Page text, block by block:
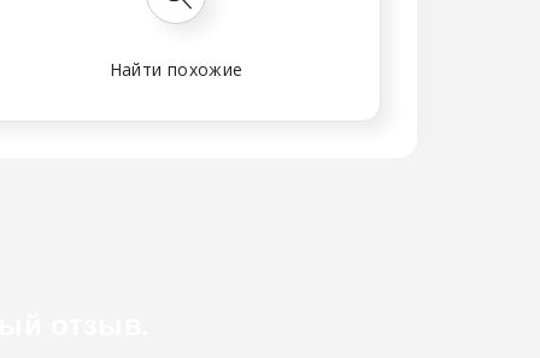
Найти похожие